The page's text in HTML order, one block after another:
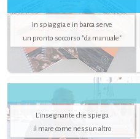
In spiaggia e in barca serve
un pronto soccorso "da manuale"
L'insegnante che spiega
il mare come nessun altro